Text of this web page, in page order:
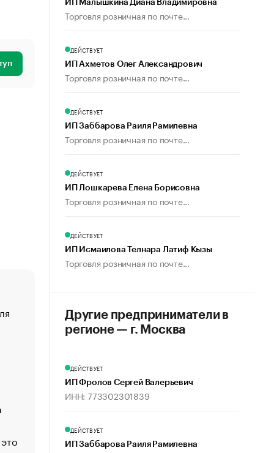
«От спорта тело стареет иначе». Как живет глава
создавшей GTA
Функции менеджмента: пять ключевых основ
управления
Стресс обеспеченных людей: почему рост доходов
ИП Малышкина Диана Владимировна
Торговля розничная по почте...
ДЕЙСТВУЕТ
ИП Ахметов Олег Александрович
Торговля розничная по почте...
ДЕЙСТВУЕТ
ИП Заббарова Раиля Рамилевна
Торговля розничная по почте...
ДЕЙСТВУЕТ
ИП Лошкарева Елена Борисовна
Торговля розничная по почте...
ДЕЙСТВУЕТ
ИП Исмаилова Телнара Латиф Кызы
Торговля розничная по почте...
Другие предприниматели в
регионе — г. Москва
ДЕЙСТВУЕТ
ИП Фролов Сергей Валерьевич
ИНН: 773302301839
ДЕЙСТВУЕТ
ИП Заббарова Раиля Рамилевна